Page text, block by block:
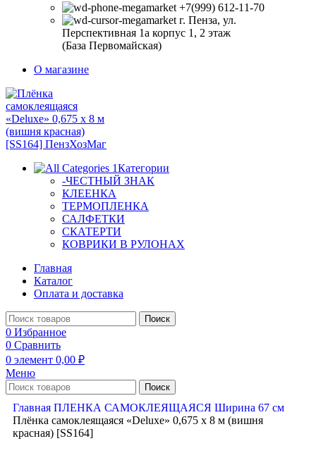
+7(999) 612-11-70
г. Пенза, ул.
Перспективная 1а корпус 1, 2 этаж
(База Первомайская)
О магазине
Категории
-ЧЕСТНЫЙ ЗНАК
КЛЕЕНКА
ТЕРМОПЛЕНКА
САЛФЕТКИ
СКАТЕРТИ
КОВРИКИ В РУЛОНАХ
Главная
Каталог
Оплата и доставка
Поиск
0 Избранное
0 Сравнить
0 элемент 0,00 ₽
Меню
Поиск
Главная ПЛЕНКА САМОКЛЕЯЩАЯСЯ Ширина 67 см
Плёнка самоклеящаяся «Deluxe» 0,675 х 8 м (вишня
красная) [SS164]